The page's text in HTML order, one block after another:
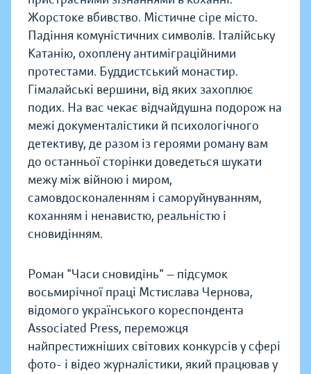
Жорстоке вбивство. Містичне сіре місто.
Падіння комуністичних символів. Італійську
Катанію, охоплену антиміграційними
протестами. Буддистський монастир.
Гімалайські вершини, від яких захоплює
подих. На вас чекає відчайдушна подорож на
межі документалістики й психологічного
детективу, де разом із героями роману вам
до останньої сторінки доведеться шукати
межу між війною і миром,
самовдосконаленням і саморуйнуванням,
коханням і ненавистю, реальністю і
сновидінням.
Роман "Часи сновидінь" — підсумок
восьмирічної праці Мстислава Чернова,
відомого українського кореспондента
Associated Press, переможця
найпрестижніших світових конкурсів у сфері
фото- і відео журналістики, який працював у